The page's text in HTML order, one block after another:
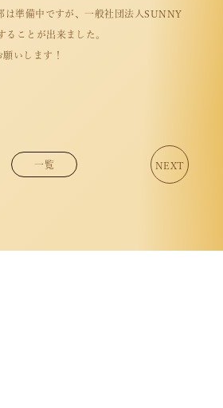
SERVICE
BLOG
は準備中ですが、一般社団法人SUNNY
ことが出来ました。
いします！
一覧 NEXT